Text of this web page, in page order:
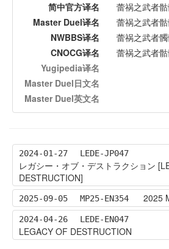
简中官方译名
蕾祸之武者
Master Duel译名
蕾祸之武者
NWBBS译名
蕾祸之武者
CNOCG译名
蕾祸之武者
Yugipedia译名
Master Duel日文名
Master Duel英文名
2024-01-27 LEDE-JP047
レガシー・オブ・デストラクション
DESTRUCTION]
2025-09-05 MP25-EN354 2025
2024-04-26 LEDE-EN047
LEGACY OF DESTRUCTION